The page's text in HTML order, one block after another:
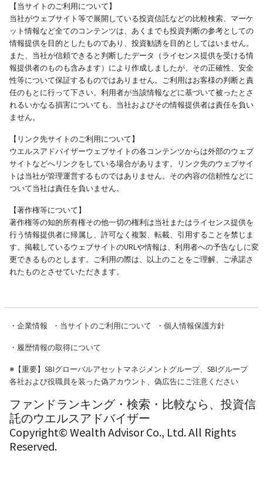
【当サイトのご利用について】
当社がウェブサイト等で展開している投資信託などの比較検索、マーケ
ット情報など全てのコンテンツは、あくまでも投資判断の参考としての
情報提供を目的としたものであり、投資勧誘を目的としてはいません。
また、当社が信頼できると判断したデータ（ライセンス提供を受ける情
報提供者のものも含みます）により作成しましたが、その正確性、安全
性等について保証するものではありません。ご利用はお客様の判断と責
任のもとに行って下さい。利用者が当該情報などに基づいて被ったとさ
れるいかなる損害についても、当社およびその情報提供者は責任を負い
ません。
【リンク先サイトのご利用について】
ウエルスアドバイザーウェブサイトの各コンテンツからは外部のウェブ
サイトなどへリンクをしている場合があります。リンク先のウェブサイ
トは当社が管理運営するものではありません。その内容の信頼性などに
ついて当社は責任を負いません。
【著作権等について】
著作権等の知的所有権その他一切の権利は当社またはライセンス提供を
行う情報提供者に帰属し、許可なく複製、転載、引用することを禁じま
す。掲載しているウェブサイトのURLや情報は、利用者への予告なしに変
更できるものとします。ご利用の際は、以上のことをご理解、ご承諾さ
れたものとさせていただきます。
・ 企業情報 ・ 当サイトのご利用について ・ 個人情報保護方針
・ 履歴情報の取得について
※【重要】SBIグローバルアセットマネジメントグループ、SBIグループ
各社および役職員を装った偽アカウント、偽広告にご注意ください
ファンドランキング・検索・比較なら、投資信
託のウエルスアドバイザー
Copyright© Wealth Advisor Co., Ltd. All Rights
Reserved.